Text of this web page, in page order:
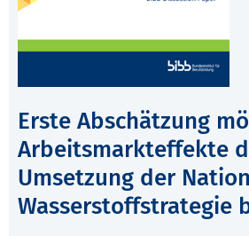
Erste Abschätzung
Arbeitsmarkteffekte
Umsetzung der
Wasserstoffstrategie